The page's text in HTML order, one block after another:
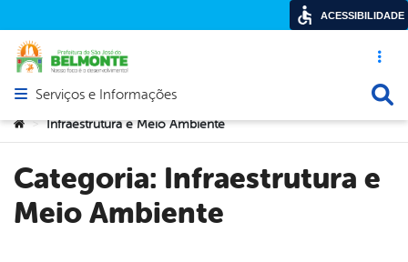
Acesso
Abrir menu principal de navegação
Serviços e Informações
Você está aqui:
> Infraestrutura e Meio Ambiente
Categoria: Infraestrutura e
Meio Ambiente
ACESSIBILIDADE